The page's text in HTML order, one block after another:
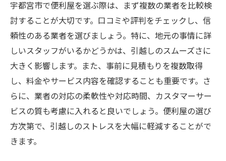
宇都宮市で便利屋を選ぶ際は、まず複数の業者を比較検
討することが大切です。口コミや評判をチェックし、信
頼性のある業者を選びましょう。特に、地元の事情に詳
しいスタッフがいるかどうかは、引越しのスムーズさに
大きく影響します。また、事前に見積もりを複数取得
し、料金やサービス内容を確認することも重要です。さ
らに、業者の対応の柔軟性や対応時間、カスタマーサー
ビスの質も考慮に入れると良いでしょう。便利屋の選び
方次第で、引越しのストレスを大幅に軽減することがで
きます。